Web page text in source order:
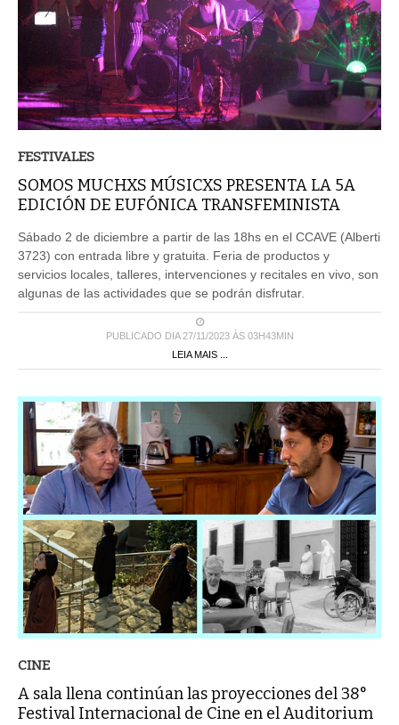
FESTIVALES
SOMOS MUCHXS MÚSICXS PRESENTA LA 5A
EDICIÓN DE EUFÓNICA TRANSFEMINISTA
Sábado 2 de diciembre a partir de las 18hs en el CCAVE (Alberti
3723) con entrada libre y gratuita. Feria de productos y
servicios locales, talleres, intervenciones y recitales en vivo, son
algunas de las actividades que se podrán disfrutar.
PUBLICADO DIA 27/11/2023 ÀS 03H43MIN
LEIA MAIS ...
CINE
A sala llena continúan las proyecciones del 38°
Festival Internacional de Cine en el Auditorium